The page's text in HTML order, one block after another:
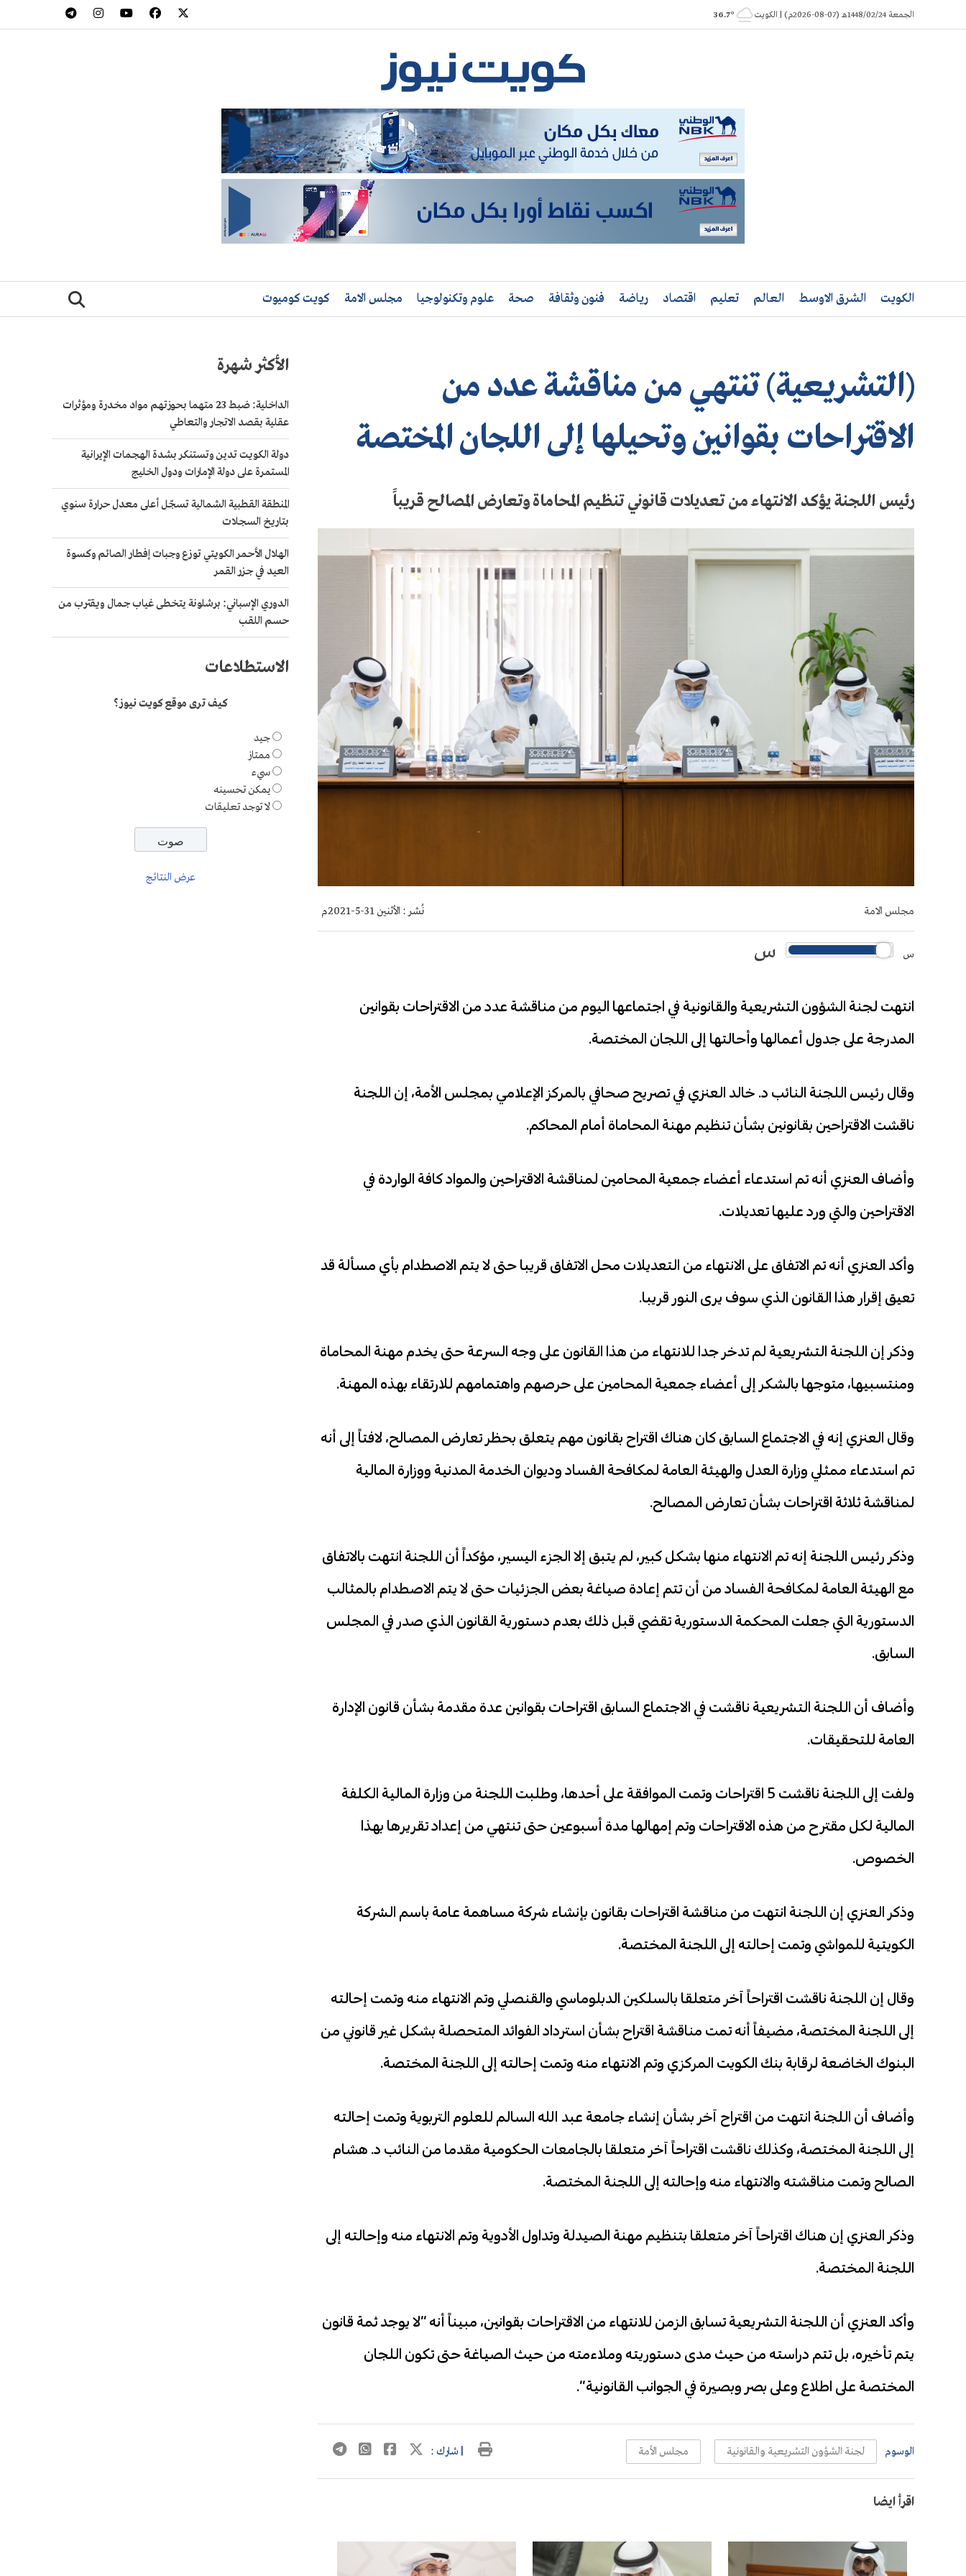
to
الجمعة 1448/02/24هـ (07-08-2026م) | الكويت ° 36.7
الكويت الشرق الاوسط العالم تعليم اقتصاد رياضة فنون وثقافة صحة علوم وتكنولوجيا مجلس الامة كويت كوميوت
(التشريعية) تنتهي من مناقشة عدد من
الاقتراحات بقوانين وتحيلها إلى اللجان المختصة
رئيس اللجنة يؤكد الانتهاء من تعديلات قانوني تنظيم المحاماة وتعارض المصالح قريباً
مجلس الامة نُشر : الأثنين 31-5-2021م
س س
انتهت لجنة الشؤون التشريعية والقانونية في اجتماعها اليوم من مناقشة عدد من الاقتراحات بقوانين
المدرجة على جدول أعمالها وأحالتها إلى اللجان المختصة.
وقال رئيس اللجنة النائب د. خالد العنزي في تصريح صحافي بالمركز الإعلامي بمجلس الأمة، إن اللجنة
ناقشت الاقتراحين بقانونين بشأن تنظيم مهنة المحاماة أمام المحاكم.
وأضاف العنزي أنه تم استدعاء أعضاء جمعية المحامين لمناقشة الاقتراحين والمواد كافة الواردة في
الاقتراحين والتي ورد عليها تعديلات.
وأكد العنزي أنه تم الاتفاق على الانتهاء من التعديلات محل الاتفاق قريبا حتى لا يتم الاصطدام بأي مسألة قد
تعيق إقرار هذا القانون الذي سوف يرى النور قريبا.
وذكر إن اللجنة التشريعية لم تدخر جدا للانتهاء من هذا القانون على وجه السرعة حتى يخدم مهنة المحاماة
ومنتسبيها، متوجها بالشكر إلى أعضاء جمعية المحامين على حرصهم واهتمامهم للارتقاء بهذه المهنة.
وقال العنزي إنه في الاجتماع السابق كان هناك اقتراح بقانون مهم يتعلق بحظر تعارض المصالح، لافتاً إلى أنه
تم استدعاء ممثلي وزارة العدل والهيئة العامة لمكافحة الفساد وديوان الخدمة المدنية ووزارة المالية
لمناقشة ثلاثة اقتراحات بشأن تعارض المصالح.
وذكر رئيس اللجنة إنه تم الانتهاء منها بشكل كبير، لم يتبق إلا الجزء اليسير، مؤكداً أن اللجنة انتهت بالاتفاق
مع الهيئة العامة لمكافحة الفساد من أن تتم إعادة صياغة بعض الجزئيات حتى لا يتم الاصطدام بالمثالب
الدستورية التي جعلت المحكمة الدستورية تقضي قبل ذلك بعدم دستورية القانون الذي صدر في المجلس
السابق.
وأضاف أن اللجنة التشريعية ناقشت في الاجتماع السابق اقتراحات بقوانين عدة مقدمة بشأن قانون الإدارة
العامة للتحقيقات.
ولفت إلى اللجنة ناقشت 5 اقتراحات وتمت الموافقة على أحدها، وطلبت اللجنة من وزارة المالية الكلفة
المالية لكل مقترح من هذه الاقتراحات وتم إمهالها مدة أسبوعين حتى تنتهي من إعداد تقريرها بهذا
الخصوص.
وذكر العنزي إن اللجنة انتهت من مناقشة اقتراحات بقانون بإنشاء شركة مساهمة عامة باسم الشركة
الكويتية للمواشي وتمت إحالته إلى اللجنة المختصة.
وقال إن اللجنة ناقشت اقتراحاً آخر متعلقا بالسلكين الدبلوماسي والقنصلي وتم الانتهاء منه وتمت إحالته
إلى اللجنة المختصة، مضيفاً أنه تمت مناقشة اقتراح بشأن استرداد الفوائد المتحصلة بشكل غير قانوني من
البنوك الخاضعة لرقابة بنك الكويت المركزي وتم الانتهاء منه وتمت إحالته إلى اللجنة المختصة.
وأضاف أن اللجنة انتهت من اقتراح آخر بشأن إنشاء جامعة عبد الله السالم للعلوم التربوية وتمت إحالته
إلى اللجنة المختصة، وكذلك ناقشت اقتراحاً آخر متعلقا بالجامعات الحكومية مقدما من النائب د. هشام
الصالح وتمت مناقشته والانتهاء منه وإحالته إلى اللجنة المختصة.
وذكر العنزي إن هناك اقتراحاً آخر متعلقا بتنظيم مهنة الصيدلة وتداول الأدوية وتم الانتهاء منه وإحالته إلى
اللجنة المختصة.
وأكد العنزي أن اللجنة التشريعية تسابق الزمن للانتهاء من الاقتراحات بقوانين، مبيناً أنه “لا يوجد ثمة قانون
يتم تأخيره، بل تتم دراسته من حيث مدى دستوريته وملاءمته من حيث الصياغة حتى تكون اللجان
المختصة على اطلاع وعلى بصر وبصيرة في الجوانب القانونية”.
الوسوم لجنة الشؤون التشريعية والقانونية مجلس الأمة | شارك :
اقرأ ايضا
الأكثر شهرة
الداخلية: ضبط 23 متهما بحوزتهم مواد مخدرة ومؤثرات
عقلية بقصد الاتجار والتعاطي
دولة الكويت تدين وتستنكر بشدة الهجمات الإيرانية
المستمرة على دولة الإمارات ودول الخليج
المنطقة القطبية الشمالية تسجّل أعلى معدل حرارة سنوي
بتاريخ السجلات
الهلال الأحمر الكويتي توزع وجبات إفطار الصائم وكسوة
العيد في جزر القمر
الدوري الإسباني: برشلونة يتخطى غياب جمال ويقترب من
حسم اللقب
الاستطلاعات
كيف ترى موقع كويت نيوز؟
جيد
ممتاز
سيء
يمكن تحسينه
لا توجد تعليقات
عرض النتائج